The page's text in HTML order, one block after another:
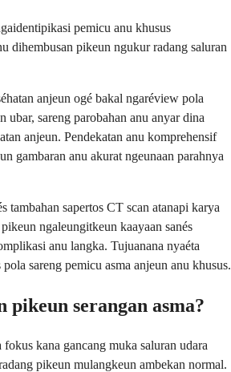
pemicu anu khusus
dihembusan pikeun ngukur radang saluran
anjeun ogé bakal ngaréview pola
ubar, sareng parobahan anu anyar dina
anjeun. Pendekatan anu komprehensif
gambaran anu akurat ngeunaan parahnya
tambahan sapertos CT scan atanapi karya
ngaleungitkeun kaayaan sanés
anu langka. Tujuanana nyaéta
sareng pemicu asma anjeun anu khusus.
pikeun serangan asma?
fokus kana gancang muka saluran udara
pikeun mulangkeun ambekan normal.